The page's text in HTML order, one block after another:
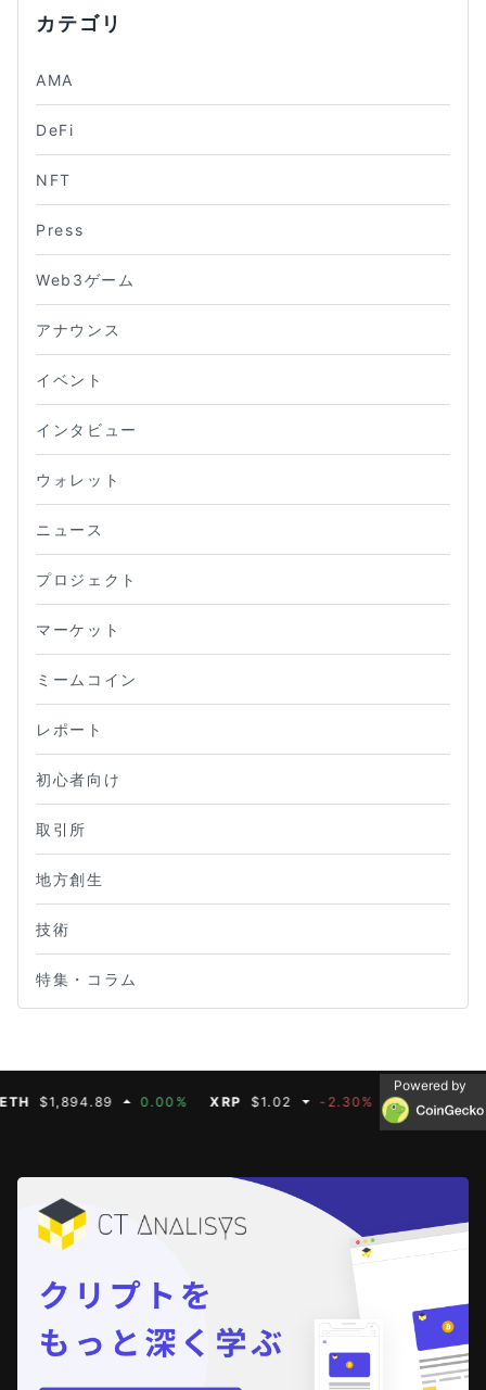
カテゴリ
AMA
DeFi
NFT
Press
Web3ゲーム
アナウンス
イベント
インタビュー
ウォレット
ニュース
プロジェクト
マーケット
ミームコイン
レポート
初心者向け
取引所
地方創生
技術
特集・コラム
$1,894.89 0.00% XRP $1.02 -2.30% BNB $587.07
Powered by